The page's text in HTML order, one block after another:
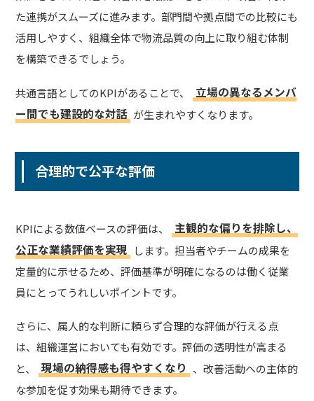
た連携がスムーズに進みます。部門間や拠点間での比較にも
活用しやすく、組織全体で物流品質の向上に取り組む体制
を構築できるでしょう。
共通言語としてのKPIがあることで、
立場の異なるメンバ
ー間でも建設的な対話 が生まれやすくなります。
合理的で公平な評価
KPIによる数値ベースの評価は、
主観的な偏りを排除し、
公正な業績評価を実現 します。担当者やチームの成果を
定量的に示せるため、評価基準が明確になるのは働く従業
員にとってうれしいポイントです。
さらに、属人的な判断に頼らず合理的な評価が行える点
は、組織運営においても有効です。評価の透明性が高まる
と、
現場の納得感も得やすくなり 、改善活動への主体的
な参加を促す効果も期待できます。